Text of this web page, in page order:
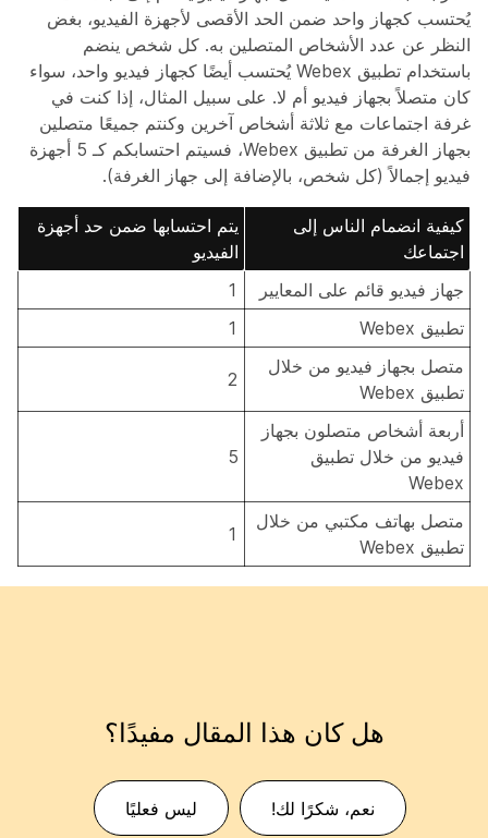
يُحتسب كجهاز واحد ضمن الحد الأقصى لأجهزة الفيديو، بغض
النظر عن عدد الأشخاص المتصلين به. كل شخص ينضم
باستخدام تطبيق Webex يُحتسب أيضًا كجهاز فيديو واحد، سواء
كان متصلاً بجهاز فيديو أم لا. على سبيل المثال، إذا كنت في
غرفة اجتماعات مع ثلاثة أشخاص آخرين وكنتم جميعًا متصلين
بجهاز الغرفة من تطبيق Webex، فسيتم احتسابكم كـ 5 أجهزة
فيديو إجمالاً (كل شخص، بالإضافة إلى جهاز الغرفة).
كيفية انضمام الناس إلى
اجتماعك
يتم احتسابها ضمن حد أجهزة
الفيديو
جهاز فيديو قائم على المعايير
1
تطبيق Webex
1
متصل بجهاز فيديو من خلال
تطبيق Webex
2
أربعة أشخاص متصلون بجهاز
فيديو من خلال تطبيق
Webex
5
متصل بهاتف مكتبي من خلال
تطبيق Webex
1
هل كان هذا المقال مفيدًا؟
نعم، شكرًا لك! ليس فعليًا